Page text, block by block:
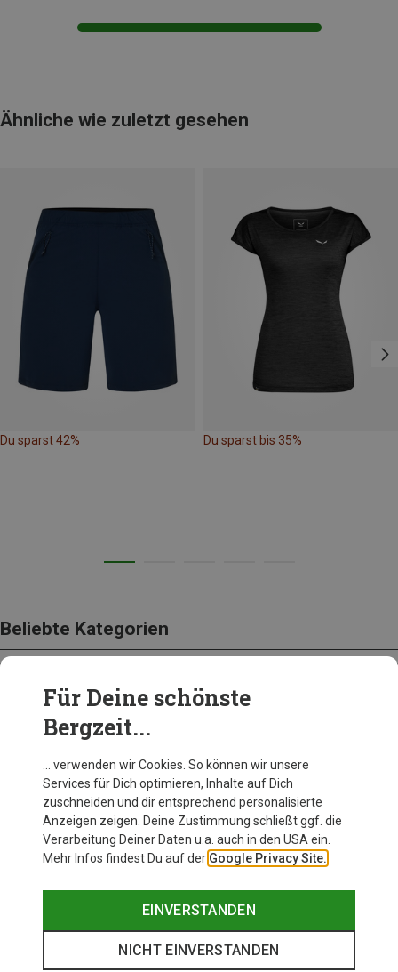
Ähnliche wie zuletzt gesehen
Du sparst 42% Du sparst bis 35%
Beliebte Kategorien
BEKLEIDUNG
Für Deine schönste
Bergzeit...
… verwenden wir Cookies. So können wir unsere
Services für Dich optimieren, Inhalte auf Dich
zuschneiden und dir entsprechend personalisierte
Anzeigen zeigen. Deine Zustimmung schließt ggf. die
Verarbeitung Deiner Daten u.a. auch in den USA ein.
Mehr Infos findest Du auf der Google Privacy Site.
EINVERSTANDEN
NICHT EINVERSTANDEN